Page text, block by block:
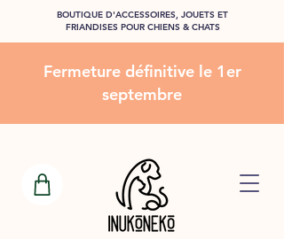
BOUTIQUE D'ACCESSOIRES, JOUETS ET
FRIANDISES POUR CHIENS & CHATS
Fermeture définitive le 1er
septembre